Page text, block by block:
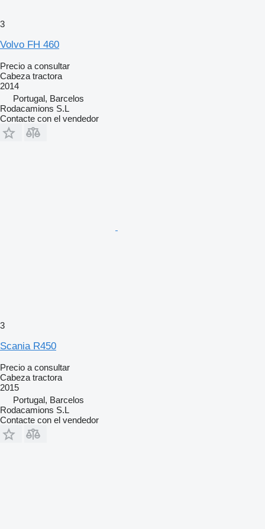
3
Volvo FH 460
Precio a consultar
Cabeza tractora
2014
Portugal, Barcelos
Rodacamions S.L
Contacte con el vendedor
3
Scania R450
Precio a consultar
Cabeza tractora
2015
Portugal, Barcelos
Rodacamions S.L
Contacte con el vendedor